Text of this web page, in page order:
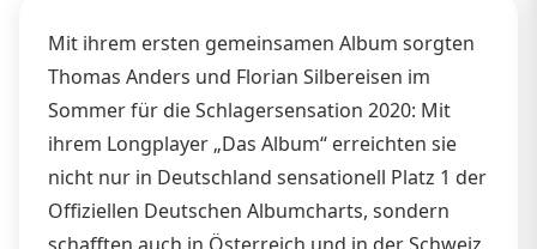
Mit ihrem ersten gemeinsamen Album sorgten
Thomas Anders und Florian Silbereisen im
Sommer für die Schlagersensation 2020: Mit
ihrem Longplayer „Das Album“ erreichten sie
nicht nur in Deutschland sensationell Platz 1 der
Offiziellen Deutschen Albumcharts, sondern
schafften auch in Österreich und in der Schweiz